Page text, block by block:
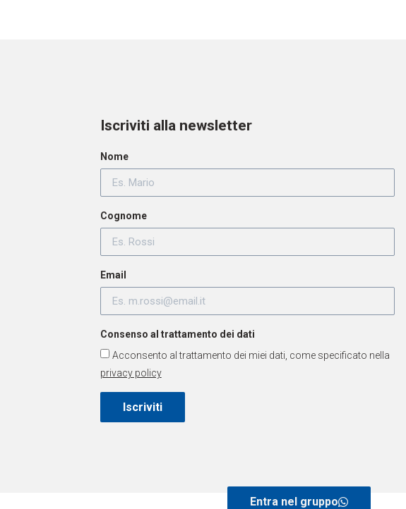
Entra nel gruppo
Iscriviti alla newsletter
Nome
Cognome
Email
Consenso al trattamento dei dati
Acconsento al trattamento dei miei dati, come specificato nella
privacy policy
Iscriviti